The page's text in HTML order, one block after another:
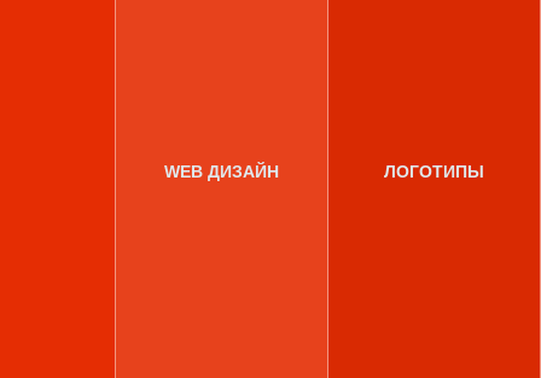
WEB ДИЗАЙН ЛОГОТИПЫ